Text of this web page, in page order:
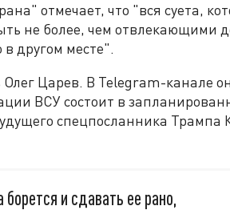
отмечает, что "вся суета,
не более, чем отвлекающими
другом месте".
Царев. В Telegram-канале
ВСУ состоит в
спецпосланника Трампа
и сдавать ее рано,